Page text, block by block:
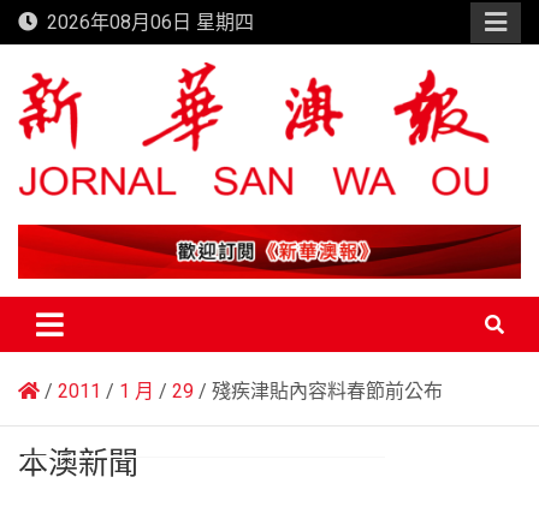
Skip
to
content
2026年08月06日 星期四
新華澳報
2011 1 月 29 殘疾津貼內容料春節前公布
本澳新聞